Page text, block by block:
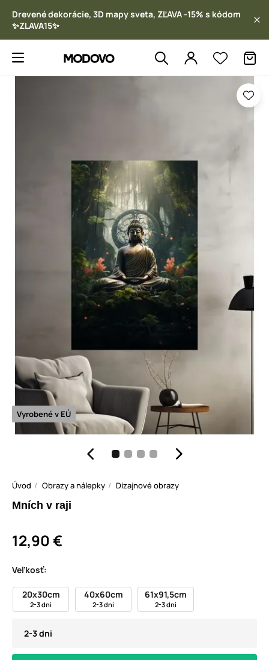
Drevené dekorácie, 3D mapy sveta, ZĽAVA -15% s kódom
✨ZLAVA15✨
Vyrobené v EÚ
Úvod Obrazy a nálepky Dizajnové obrazy
Mních v raji
12,90 €
Veľkosť:
20x30cm
2-3 dni
40x60cm
2-3 dni
61x91,5cm
2-3 dni
2-3 dni